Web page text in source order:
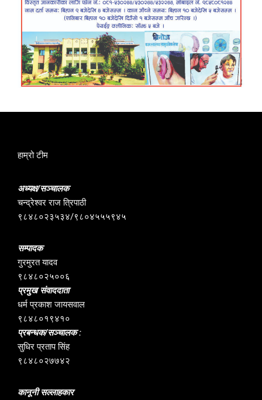
हाम्रो टीम
अध्यक्ष/सञ्चालक
चन्द्रेश्वर राज त्रिपाठी
९८४८०२३५३४/९८०४५५५९४५
सम्पादक
गुरमुरत यादव
९८४८०२५००६
प्रमुख संवाददाता
धर्म प्रकाश जायसवाल
९८४८०१९४१०
प्रबन्धक/सञ्चालक :
सुधिर प्रताप सिंह
९८४८०२७७४२
कानूनी सल्लाहकार